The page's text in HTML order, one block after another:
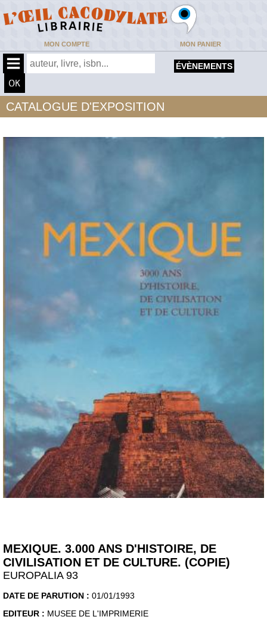
MON COMPTE MON PANIER
ÉVÈNEMENTS
CATALOGUE D'EXPOSITION
MEXIQUE. 3.000 ANS D'HISTOIRE, DE
CIVILISATION ET DE CULTURE. (COPIE)
EUROPALIA 93
DATE DE PARUTION : 01/01/1993
EDITEUR : MUSEE DE L'IMPRIMERIE